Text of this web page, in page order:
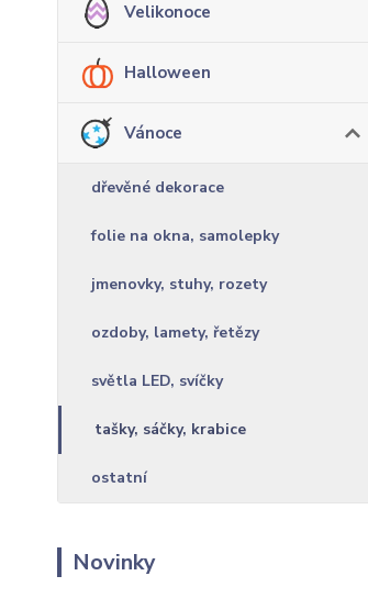
Velikonoce
Halloween
Vánoce
dřevěné dekorace
folie na okna, samolepky
jmenovky, stuhy, rozety
ozdoby, lamety, řetězy
světla LED, svíčky
tašky, sáčky, krabice
ostatní
Novinky